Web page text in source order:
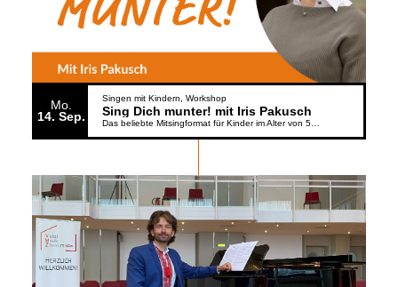
Mo.
14 Sep.
Singen mit Kindern Workshop
Sing Dich munter! mit Iris Pakusch
Das beliebte Mitsingformat für Kinder im Alter von 5 bis 6 Jahren geht weiter